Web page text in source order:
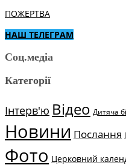
ПОЖЕРТВА
НАШ ТЕЛЕГРАМ
Соц.медіа
Категорії
Інтерв'ю Відео Дитяча
Новини Послання
Фото Церковний